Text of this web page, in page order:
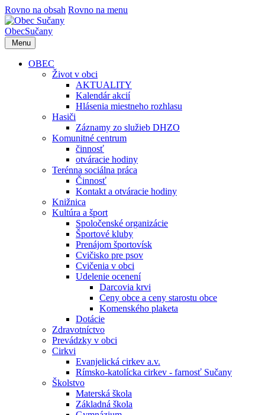
Rovno na obsah Rovno na menu
ObecSučany
Menu
OBEC
Život v obci
AKTUALITY
Kalendár akcií
Hlásenia miestneho rozhlasu
Hasiči
Záznamy zo služieb DHZO
Komunitné centrum
činnosť
otváracie hodiny
Terénna sociálna práca
Činnosť
Kontakt a otváracie hodiny
Knižnica
Kultúra a šport
Spoločenské organizácie
Športové kluby
Prenájom športovísk
Cvičisko pre psov
Cvičenia v obci
Udelenie ocenení
Darcovia krvi
Ceny obce a ceny starostu obce
Komenského plaketa
Dotácie
Zdravotníctvo
Prevádzky v obci
Cirkvi
Evanjelická cirkev a.v.
Rímsko-katolícka cirkev - farnosť Sučany
Školstvo
Materská škola
Základná škola